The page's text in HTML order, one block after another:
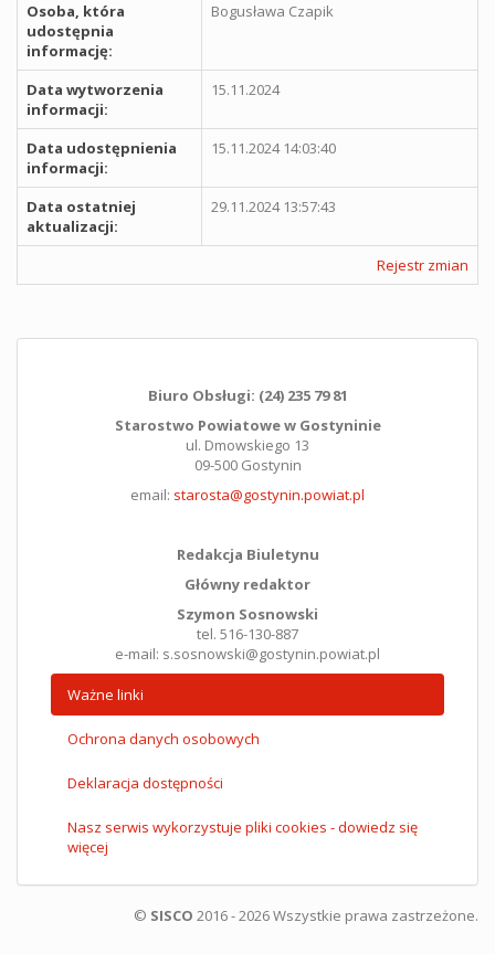
Osoba, która
udostępnia
informację:
Bogusława Czapik
Data wytworzenia
informacji:
15.11.2024
Data udostępnienia
informacji:
15.11.2024 14:03:40
Data ostatniej
aktualizacji:
29.11.2024 13:57:43
Rejestr zmian
Biuro Obsługi: (24) 235 79 81
Starostwo Powiatowe w Gostyninie
ul. Dmowskiego 13
09-500 Gostynin
email: starosta@gostynin.powiat.pl
Redakcja Biuletynu
Główny redaktor
Szymon Sosnowski
tel. 516-130-887
e-mail: s.sosnowski@gostynin.powiat.pl
Ważne linki
Ochrona danych osobowych
Deklaracja dostępności
Nasz serwis wykorzystuje pliki cookies - dowiedz się
więcej
© SISCO 2016 - 2026 Wszystkie prawa zastrzeżone.